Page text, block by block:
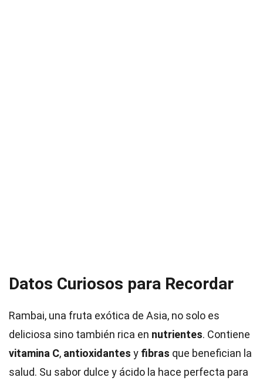
Datos Curiosos para Recordar
Rambai, una fruta exótica de Asia, no solo es
deliciosa sino también rica en nutrientes. Contiene
vitamina C, antioxidantes y fibras que benefician la
salud. Su sabor dulce y ácido la hace perfecta para